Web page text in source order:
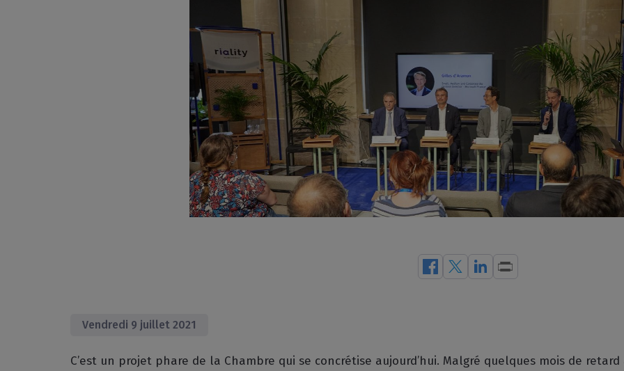
Vendredi 9 juillet 2021
C’est un projet phare de la Chambre qui se concrétise aujourd’hui. Malgré quelques mois de